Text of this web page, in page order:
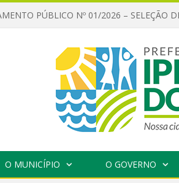
O MUNICÍPIO O GOVERNO